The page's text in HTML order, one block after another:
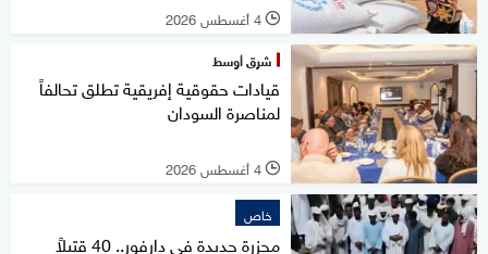
l 4 أغسطس 2026
شرق أوسط
قيادات حقوقية إفريقية تطلق تحالفاً
لمناصرة السودان
l 4 أغسطس 2026
خاص
مجزرة جديدة في دارفور.. 40 قتيلاً